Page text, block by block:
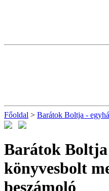
Főoldal > Barátok Boltja -
Barátok Boltja
könyvesbolt
beszámoló